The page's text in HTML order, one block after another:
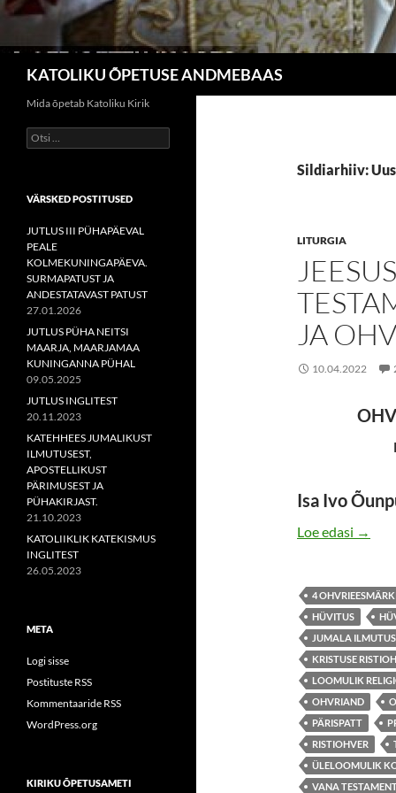
KATOLIKU ÕPETUSE ANDMEBAAS
Sildiarhiiv:
LITURGIA
JA
10.04.2022
Isa Ivo
Loe edasi →
4
HÜVITUS
JUMALA ILMUTUS
KRISTUSE
LOOMULIK
OHVRIAND
PÄRISPATT
RISTIOHVER
ÜLELOOMULIK
VANA
Mida õpetab Katoliku Kirik
Otsi:
VÄRSKED POSTITUSED
JUTLUS III PÜHAPÄEVAL
PEALE
KOLMEKUNINGAPÄEVA.
SURMAPATUST JA
ANDESTATAVAST PATUST
27.01.2026
JUTLUS PÜHA NEITSI
MAARJA, MAARJAMAA
KUNINGANNA PÜHAL
09.05.2025
JUTLUS INGLITEST
20.11.2023
KATEHHEES JUMALIKUST
ILMUTUSEST,
APOSTELLIKUST
PÄRIMUSEST JA
PÜHAKIRJAST.
21.10.2023
KATOLIIKLIK KATEKISMUS
INGLITEST
26.05.2023
META
Logi sisse
Postituste RSS
Kommentaaride RSS
WordPress.org
KIRIKU ÕPETUSAMETI